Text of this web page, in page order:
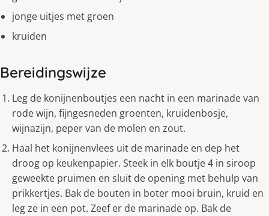
jonge uitjes met groen
kruiden
Bereidingswijze
Leg de konijnenboutjes een nacht in een marinade van
rode wijn, fijngesneden groenten, kruidenbosje,
wijnazijn, peper van de molen en zout.
Haal het konijnenvlees uit de marinade en dep het
droog op keukenpapier. Steek in elk boutje 4 in siroop
geweekte pruimen en sluit de opening met behulp van
prikkertjes. Bak de bouten in boter mooi bruin, kruid en
leg ze in een pot. Zeef er de marinade op. Bak de